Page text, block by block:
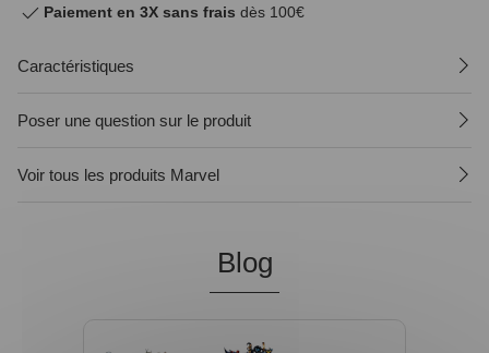
Paiement en 3X sans frais dès 100€
Caractéristiques
Poser une question sur le produit
Voir tous les produits Marvel
Blog